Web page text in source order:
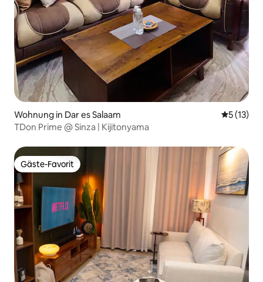
Wohnung in Dar es Salaam
5 (13)
TDon Prime @ Sinza | Kijitonyama
Gäste-Favorit
Gäste-Favorit